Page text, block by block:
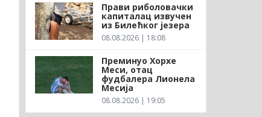
Прави риболовачки
капиталац извучен
из Билећког језера
08.08.2026 | 18:08
Преминуо Хорхе
Меси, отац
фудбалера Лионела
Месија
08.08.2026 | 19:05